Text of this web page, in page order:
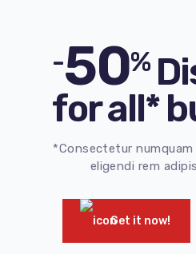
-50%
for all*
*Consectetur
eligendi rem
Get it now!